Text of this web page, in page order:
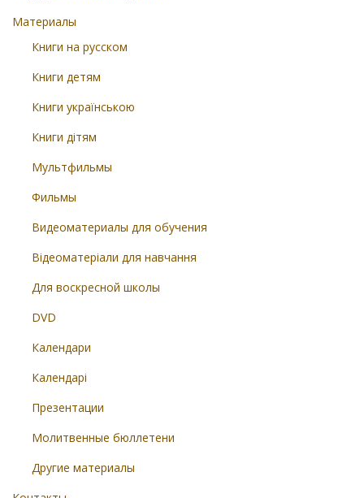
Материалы
Книги на русском
Книги детям
Книги українською
Книги дітям
Мультфильмы
Фильмы
Видеоматериалы для обучения
Відеоматеріали для навчання
Для воскресной школы
DVD
Календари
Календарі
Презентации
Молитвенные бюллетени
Другие материалы